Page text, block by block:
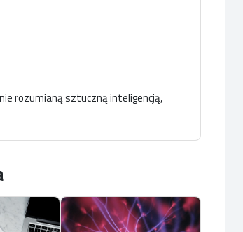
rozumianą sztuczną inteligencją,